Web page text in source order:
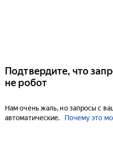
Подтвердите, что
не робот
Нам очень жаль, но запросы с
автоматические.
Почему это